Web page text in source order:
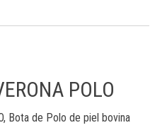
POLO
Bota de Polo de piel bovina